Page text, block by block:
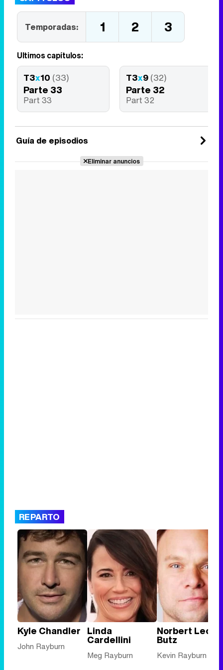
Temporadas: 1 2 3
Últimos capítulos:
T3x10 (33)
Parte 33
Part 33
T3x9 (32)
Parte 32
Part 32
Guía de episodios
Eliminar anuncios
REPARTO
Kyle Chandler
John Rayburn
Linda
Cardellini
Meg Rayburn
Norbert Leo
Butz
Kevin Rayburn